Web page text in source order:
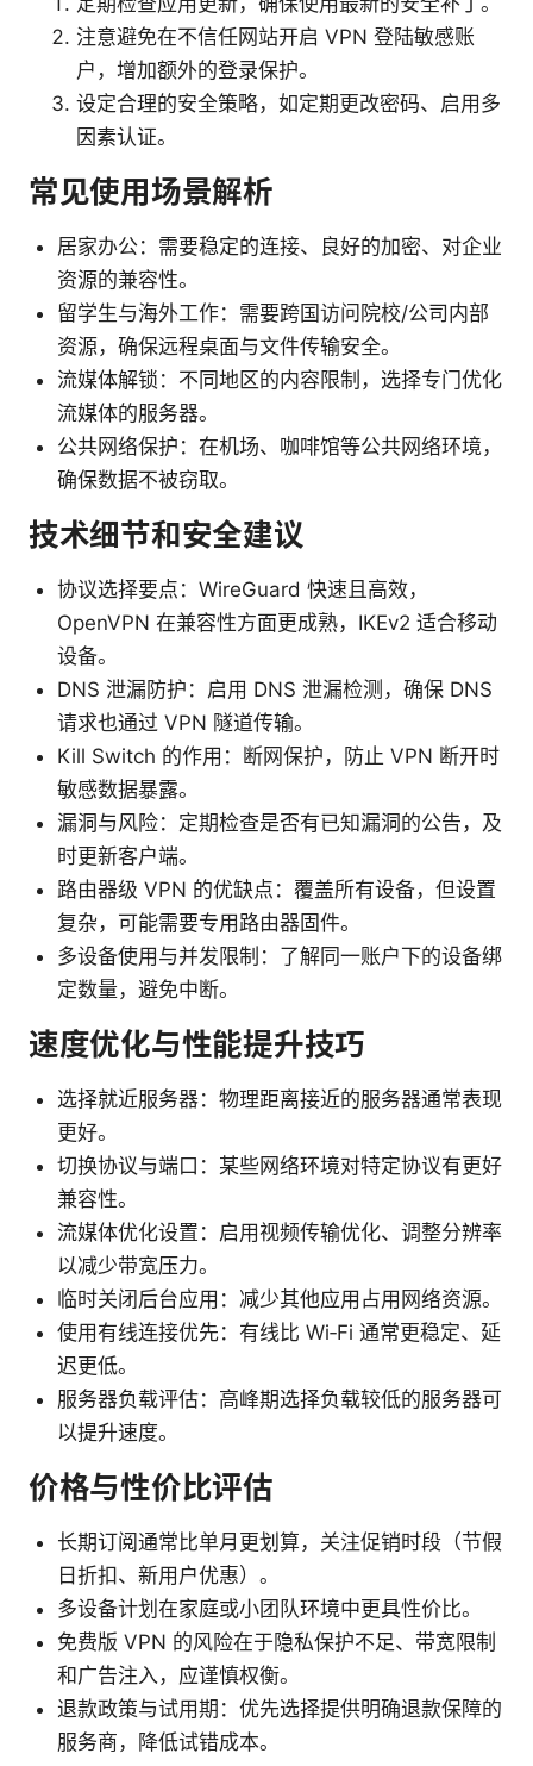
注意避免在不信任网站开启 VPN 登陆敏感账
户，增加额外的登录保护。
设定合理的安全策略，如定期更改密码、启用多
因素认证。
常见使用场景解析
居家办公：需要稳定的连接、良好的加密、对企业
资源的兼容性。
留学生与海外工作：需要跨国访问院校/公司内部
资源，确保远程桌面与文件传输安全。
流媒体解锁：不同地区的内容限制，选择专门优化
流媒体的服务器。
公共网络保护：在机场、咖啡馆等公共网络环境，
确保数据不被窃取。
技术细节和安全建议
协议选择要点：WireGuard 快速且高效，
OpenVPN 在兼容性方面更成熟，IKEv2 适合移动
设备。
DNS 泄漏防护：启用 DNS 泄漏检测，确保 DNS
请求也通过 VPN 隧道传输。
Kill Switch 的作用：断网保护，防止 VPN 断开时
敏感数据暴露。
漏洞与风险：定期检查是否有已知漏洞的公告，及
时更新客户端。
路由器级 VPN 的优缺点：覆盖所有设备，但设置
复杂，可能需要专用路由器固件。
多设备使用与并发限制：了解同一账户下的设备绑
定数量，避免中断。
速度优化与性能提升技巧
选择就近服务器：物理距离接近的服务器通常表现
更好。
切换协议与端口：某些网络环境对特定协议有更好
兼容性。
流媒体优化设置：启用视频传输优化、调整分辨率
以减少带宽压力。
临时关闭后台应用：减少其他应用占用网络资源。
使用有线连接优先：有线比 Wi‑Fi 通常更稳定、延
迟更低。
服务器负载评估：高峰期选择负载较低的服务器可
以提升速度。
价格与性价比评估
长期订阅通常比单月更划算，关注促销时段（节假
日折扣、新用户优惠）。
多设备计划在家庭或小团队环境中更具性价比。
免费版 VPN 的风险在于隐私保护不足、带宽限制
和广告注入，应谨慎权衡。
退款政策与试用期：优先选择提供明确退款保障的
服务商，降低试错成本。